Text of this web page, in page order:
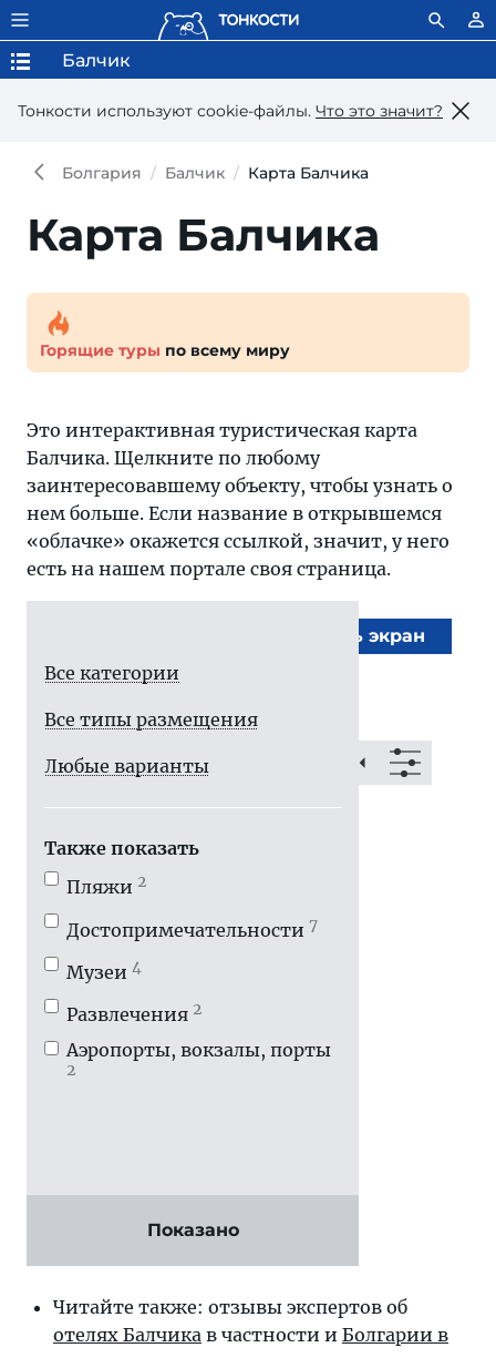
Тонкости используют сookie-файлы. Что это значит?
Балчик
Болгария Балчик Карта Балчика
Карта Балчика
Горящие туры по всему миру
Это интерактивная туристическая карта
Балчика. Щелкните по любому
заинтересовавшему объекту, чтобы узнать о
нем больше. Если название в открывшемся
«облачке» окажется ссылкой, значит, у него
есть на нашем портале своя страница.
На весь экран
Показано
Все категории
Все типы размещения
Любые варианты
Также показать
Пляжи 2
Достопримечатель­ности 7
Музеи 4
Развлечения 2
Аэропорты, вокзалы, порты
2
Читайте также: отзывы экспертов об
отелях Балчика в частности и Болгарии в